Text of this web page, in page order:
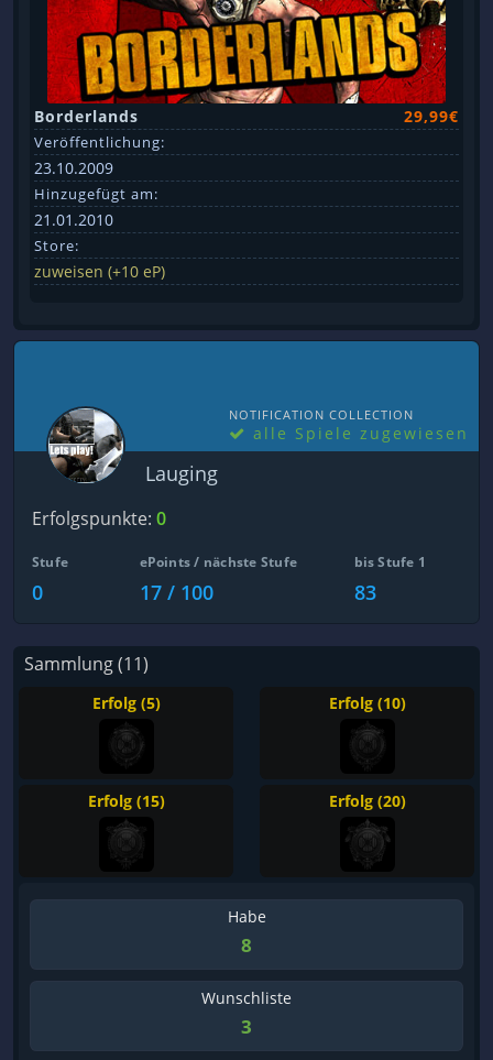
Borderlands 29,99€
Veröffentlichung:
23.10.2009
Hinzugefügt am:
21.01.2010
Store:
zuweisen (+10 eP)
NOTIFICATION COLLECTION
alle Spiele zugewiesen
Lauging
Erfolgspunkte: 0
Stufe
0
ePoints / nächste Stufe
17 / 100
bis Stufe 1
83
Sammlung (11)
Erfolg (5) Erfolg (10)
Erfolg (15) Erfolg (20)
Habe
8
Wunschliste
3